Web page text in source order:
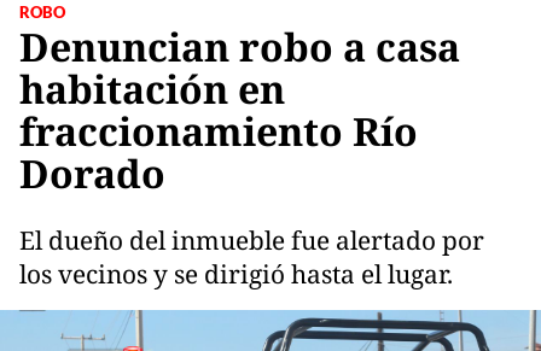
ROBO
Denuncian robo a casa
habitación en
fraccionamiento Río
Dorado
El dueño del inmueble fue alertado por
los vecinos y se dirigió hasta el lugar.